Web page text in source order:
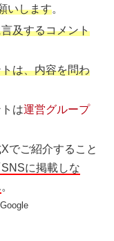
いします。
及するコメント
は、内容を問わ
は運営グループ
でご紹介すること
に掲載しな
。